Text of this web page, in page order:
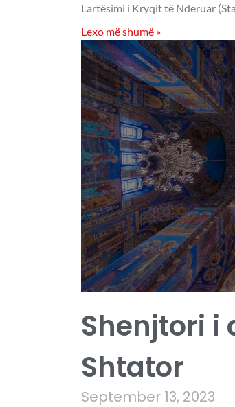
Lartësimi i Kryqit të Nderuar
Lexo më shumë »
Shenjtori i
Shtator
September 13, 2023